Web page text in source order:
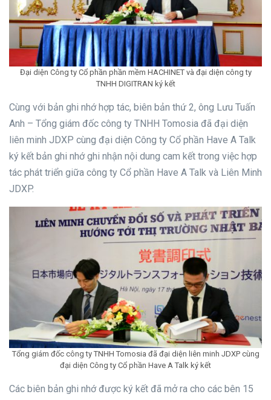
Đại diện Công ty Cổ phần phần mềm HACHINET và đại diện công ty
TNHH DIGITRAN ký kết
Cùng với bản ghi nhớ hợp tác, biên bản thứ 2, ông Lưu Tuấn
Anh – Tổng giám đốc công ty TNHH Tomosia đã đại diện
liên minh JDXP cùng đại diện Công ty Cổ phần Have A Talk
ký kết bản ghi nhớ ghi nhận nội dung cam kết trong việc hợp
tác phát triển giữa công ty Cổ phần Have A Talk và Liên Minh
JDXP.
Tổng giám đốc công ty TNHH Tomosia đã đại diện liên minh JDXP cùng
đại diện Công ty Cổ phần Have A Talk ký kết
Các biên bản ghi nhớ được ký kết đã mở ra cho các bên 15